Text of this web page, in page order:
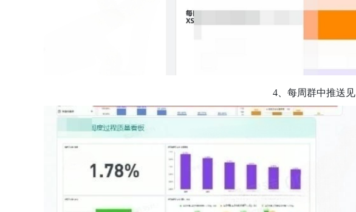
4、每周群中推送见